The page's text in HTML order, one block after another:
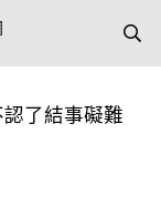
了結事礙難